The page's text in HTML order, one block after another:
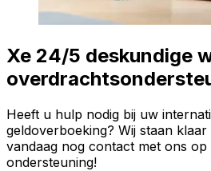
Xe 24/5 deskundige
Heeft u hulp nodig bij uw
geldoverboeking? Wij staan
vandaag nog contact met ons
ondersteuning!